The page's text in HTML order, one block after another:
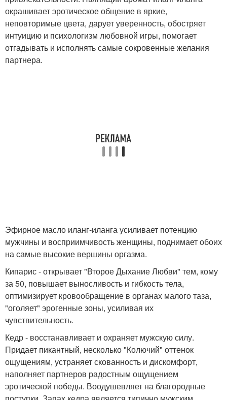
окрашивает эротическое общение в яркие,
неповторимые цвета, дарует уверенность, обостряет
интуицию и психологизм любовной игры, помогает
отгадывать и исполнять самые сокровенные желания
партнера.
Эфирное масло иланг-иланга усиливает потенцию
мужчины и восприимчивость женщины, поднимает обоих
на самые высокие вершины оргазма.
Кипарис - открывает "Второе Дыхание Любви" тем, кому
за 50, повышает выносливость и гибкость тела,
оптимизирует кровообращение в органах малого таза,
"оголяет" эрогенные зоны, усиливая их
чувствительность.
Кедр - восстанавливает и охраняет мужскую силу.
Придает пикантный, несколько "Колючий" оттенок
ощущениям, устраняет скованность и дискомфорт,
наполняет партнеров радостным ощущением
эротической победы. Воодушевляет на благородные